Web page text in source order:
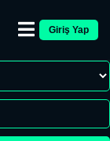
Giriş Yap